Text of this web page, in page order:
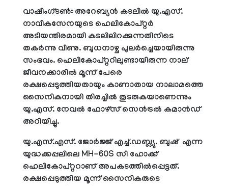
വാഷിംഗ്ടണ്‍: അറേബ്യന്‍ കടലില്‍ യു.എസ്.
നാവികസേനയുടെ ഹെലികോപ്റ്റര്‍
അടിയന്തിരമായി കടലിലിറക്കുന്നതിനിടെ
തകര്‍ന്നു വീണു. ബുധനാഴ്ച പുലര്‍ച്ചെയായിരുന്നു
സംഭവം. ഹെലികോപ്റ്ററിലുണ്ടായിരുന്ന നാല്
ജീവനക്കാരില്‍ മൂന്ന് പേരെ
രക്ഷപ്പെടുത്തിയതായും കാണാതായ നാലാമത്തെ
സൈനികനായി തിരച്ചില്‍ തുടരുകയാണെന്നും
യു.എസ്. നേവല്‍ ഫോഴ്‌സ് സെന്‍ട്രല്‍ കമാന്‍ഡ്
അറിയിച്ചു.
യു.എസ്.എസ്. ജോര്‍ജ്ജ് എച്ച്.ഡബ്ല്യു. ബുഷ് എന്ന
യുദ്ധക്കപ്പലിലെ MH-60S സീ ഹോക്ക്
ഹെലികോപ്റ്ററാണ് അപകടത്തില്‍പ്പെട്ടത്.
രക്ഷപ്പെടുത്തിയ മൂന്ന് സൈനികരുടെ